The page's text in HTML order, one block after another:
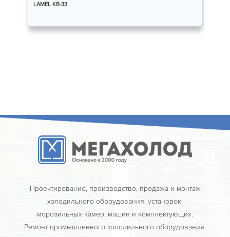
LAMEL КВ-33
Проектирование, производство, продажа и монтаж
холодильного оборудования, установок,
морозильных камер, машин и комплектующих.
Ремонт промышленного холодильного оборудования.